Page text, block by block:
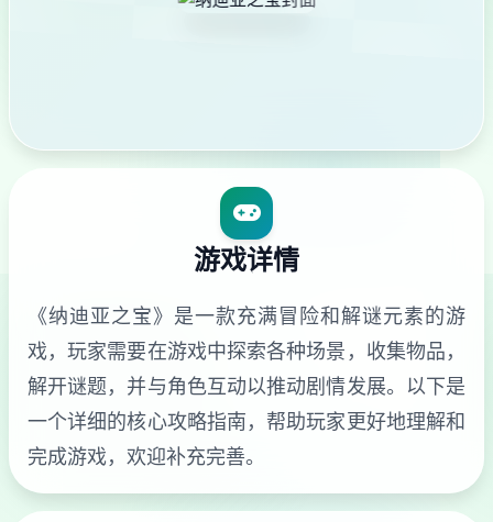
游戏详情
《纳迪亚之宝》是一款充满冒险和解谜元素的游
戏，玩家需要在游戏中探索各种场景，收集物品，
解开谜题，并与角色互动以推动剧情发展。以下是
一个详细的核心攻略指南，帮助玩家更好地理解和
完成游戏，欢迎补充完善。